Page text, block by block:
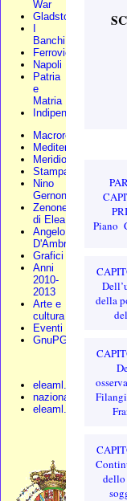
War
Gladstone
Banchi
Ferrovie
Napoli
Patria
e
Matria
Indipendenza
Macroregione
Mediterraneo
Meridionali
Stampa
Nino
Gernone
Zenone
di Elea
Angelo
D'Ambra
Grafici
Anni
2010-
2013
Arte e
cultura
Eventi
GnuPG
eleaml.org
nazionali.org
eleaml.altervista
Piano
della
dello